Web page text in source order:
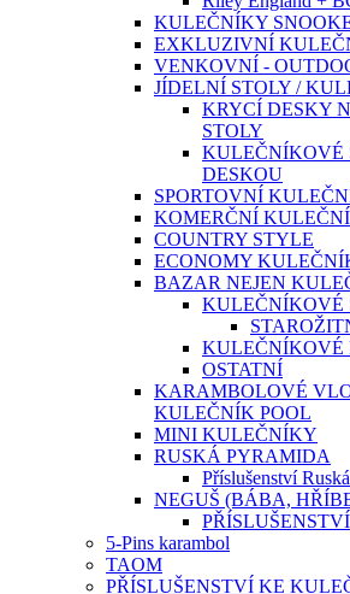
KULEČNÍKY
EXKLUZIVNÍ
VENKOVNÍ -
JÍDELNÍ STOLY /
KRYCÍ DESKY
STOLY
KULEČNÍKOVÉ
DESKOU
SPORTOVNÍ
KOMERČNÍ
COUNTRY STYLE
ECONOMY
BAZAR NEJEN
KULEČNÍKOVÉ
KULEČNÍKOVÉ
OSTATNÍ
KARAMBOLOVÉ
KULEČNÍK POOL
MINI KULEČNÍKY
RUSKÁ PYRAMIDA
Příslušenství
NEGUŠ (BÁBA,
PŘÍSLUŠENSTVÍ
5-Pins karambol
TAOM
PŘÍSLUŠENSTVÍ KE